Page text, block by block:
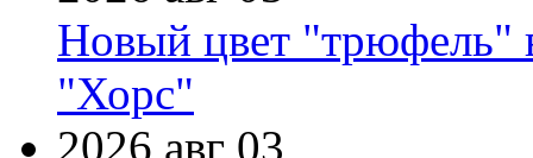
Новый цвет "трюфель"
"Хорс"
2026 авг 03